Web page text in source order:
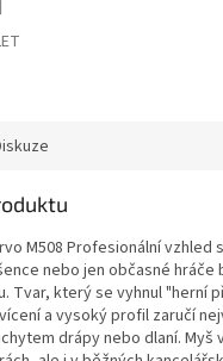
M508 Profesionální vzhled
nebo jen občasné hráče
Tvar, který se vyhnul "herní
a vysoký profil zaručí
drápy nebo dlaní. Myš